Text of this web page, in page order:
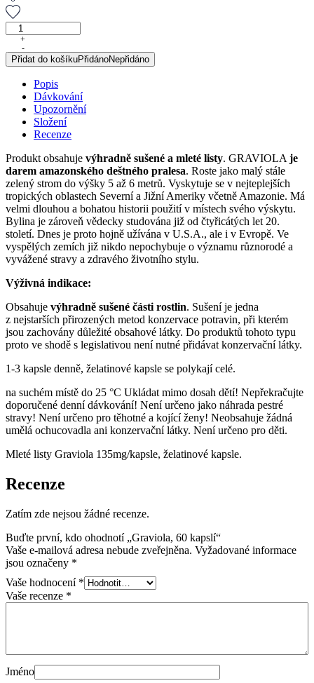
Graviola,
kapslí
množství
+
-
Přidat do košíkuPřidánoNepřidáno
Popis
Dávkování
Upozornění
Složení
Recenze
Produkt obsahuje výhradně sušené a mleté listy. GRAVIOLA je
darem amazonského deštného pralesa. Roste jako malý stále
zelený strom do výšky 5 až 6 metrů. Vyskytuje se v nejteplejších
tropických oblastech Severní a Jižní Ameriky včetně Amazonie. Má
velmi dlouhou a bohatou historii použití v místech svého výskytu.
Bylina je zároveň vědecky studována již od čtyřicátých let 20.
století. Dnes je proto hojně užívána v U.S.A., ale i v Evropě. Ve
vyspělých zemích již nikdo nepochybuje o významu různorodé a
vyvážené stravy a zdravého životního stylu.
Výživná indikace:
Obsahuje výhradně sušené části rostlin. Sušení je jedna
z nejstarších přirozených metod konzervace potravin, při kterém
jsou zachovány důležité obsahové látky. Do produktů tohoto typu
proto ve shodě s legislativou není nutné přidávat konzervační látky.
1-3 kapsle denně, želatinové kapsle se polykají celé.
na suchém místě do 25 °C Ukládat mimo dosah dětí! Nepřekračujte
doporučené denní dávkování! Není určeno jako náhrada pestré
stravy! Není určeno pro těhotné a kojící ženy! Neobsahuje žádná
umělá ochucovadla ani konzervační látky. Není určeno pro děti.
Mleté listy Graviola 135mg/kapsle, želatinové kapsle.
Recenze
Zatím zde nejsou žádné recenze.
Buďte první, kdo ohodnotí „Graviola, 60 kapslí“
Vaše e-mailová adresa nebude zveřejněna. Vyžadované informace
jsou označeny *
Vaše hodnocení *
Vaše recenze *
Jméno